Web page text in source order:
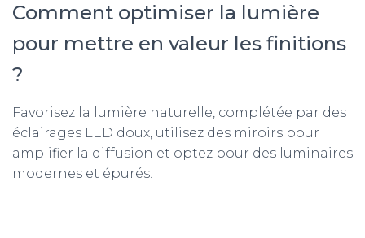
Comment optimiser la lumière
pour mettre en valeur les finitions
?
Favorisez la lumière naturelle, complétée par des
éclairages LED doux, utilisez des miroirs pour
amplifier la diffusion et optez pour des luminaires
modernes et épurés.